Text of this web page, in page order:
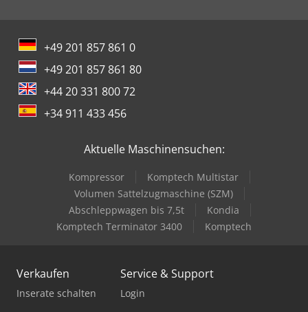
+49 201 857 861 0
+49 201 857 861 80
+44 20 331 800 72
+34 911 433 456
Aktuelle Maschinensuchen:
Kompressor
Komptech Multistar
Volumen Sattelzugmaschine (SZM)
Abschleppwagen bis 7,5t
Kondia
Komptech Terminator 3400
Komptech
Verkaufen
Inserate schalten
Service & Support
Login